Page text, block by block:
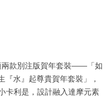
兩款別注版賀年套裝——「如
『水』起尊貴賀年套裝」，
卡利是，設計融入達摩元素